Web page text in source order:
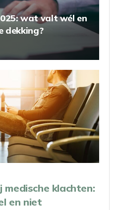
wat valt wél en
dekking?
medische klachten:
en niet